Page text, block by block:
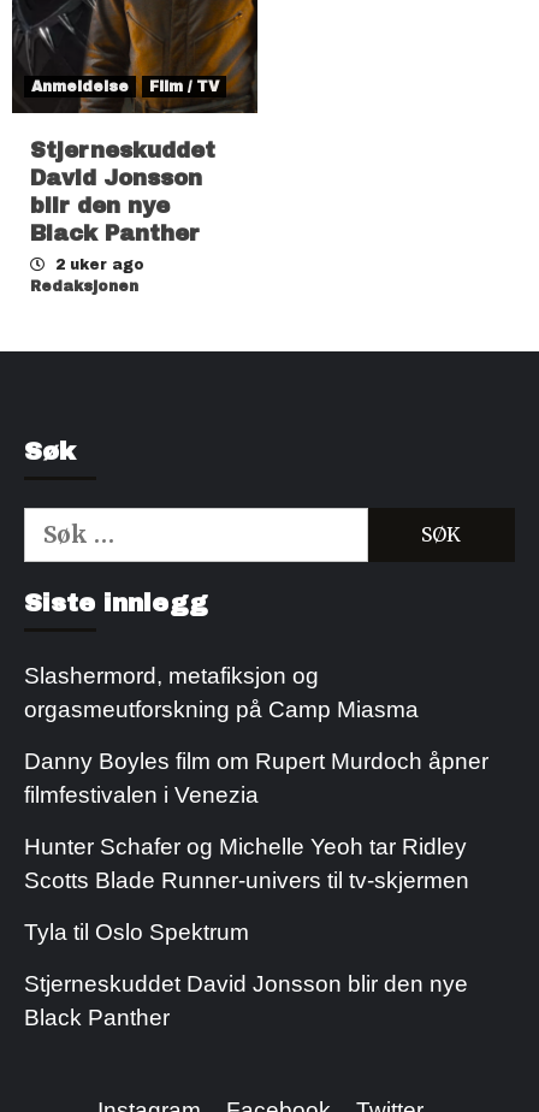
Anmeldelse Film / TV
Stjerneskuddet
David Jonsson
blir den nye
Black Panther
2 uker ago
Redaksjonen
Søk
Søk
etter:
Siste innlegg
Slashermord, metafiksjon og
orgasmeutforskning på Camp Miasma
Danny Boyles film om Rupert Murdoch åpner
filmfestivalen i Venezia
Hunter Schafer og Michelle Yeoh tar Ridley
Scotts Blade Runner-univers til tv-skjermen
Tyla til Oslo Spektrum
Stjerneskuddet David Jonsson blir den nye
Black Panther